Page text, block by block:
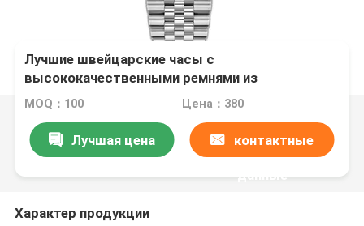
Лучшие швейцарские часы с
высококачественными ремнями из
нержавеющей стали сапфировое зеркало
механические часы Skywalk циферблат
водонепроницаемые часы
MOQ：100 Цена：380
Лучшая цена контактные
данные
Характер продукции